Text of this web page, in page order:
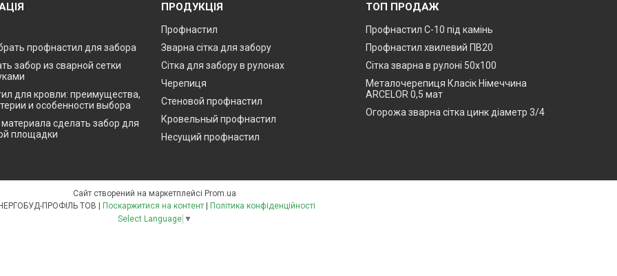
профнастил для забора
забор из сварной сетки
для кровли: преимущества,
и особенности выбора
материала сделать забор для
площадки
ПРОДУКЦІЯ
Профнастил
Зварна сітка для забору
Сітка для забору в рулонах
Черепиця
Стеновой профнастил
Кровельный профнастил
Несущий профнастил
ТОП ПРОДАЖ
Профнастил С-10 під камінь
Профнастил хвилевий ПВ20
Сітка зварна в рулоні 50х100
Металочерепиця Класік Німеччина
ARCELOR 0,5 мат
Огорожа зварна сітка цинк діаметр 3/4
Сайт створений на маркетплейсі Prom.ua
Поскаржитися на контент
Політика конфіденційності
Select Language ▼